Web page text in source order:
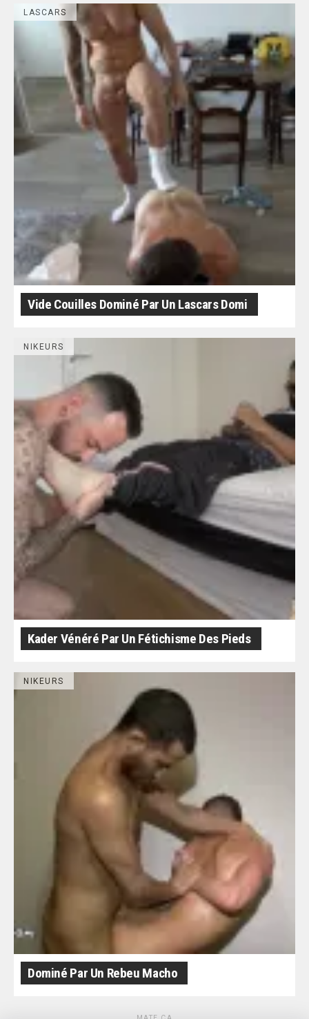
LASCARS
Vide Couilles Dominé Par Un Lascars Domi
NIKEURS
Kader Vénéré Par Un Fétichisme Des Pieds
NIKEURS
Dominé Par Un Rebeu Macho